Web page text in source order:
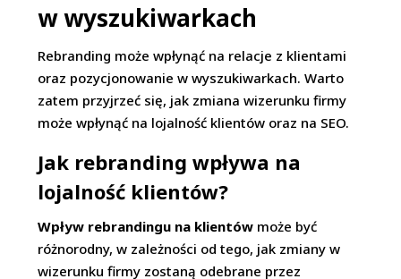
w wyszukiwarkach
Rebranding może wpłynąć na relacje z klientami
oraz pozycjonowanie w wyszukiwarkach. Warto
zatem przyjrzeć się, jak zmiana wizerunku firmy
może wpłynąć na lojalność klientów oraz na SEO.
Jak rebranding wpływa na
lojalność klientów?
Wpływ rebrandingu na klientów może być
różnorodny, w zależności od tego, jak zmiany w
wizerunku firmy zostaną odebrane przez